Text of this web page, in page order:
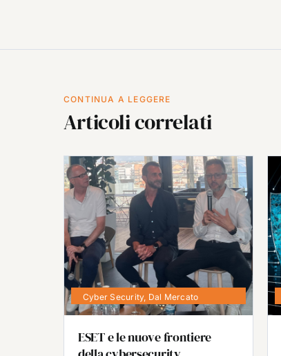
CONTINUA A LEGGERE
Articoli correlati
Cyber Security, Dal Mercato
ESET e le nuove frontiere